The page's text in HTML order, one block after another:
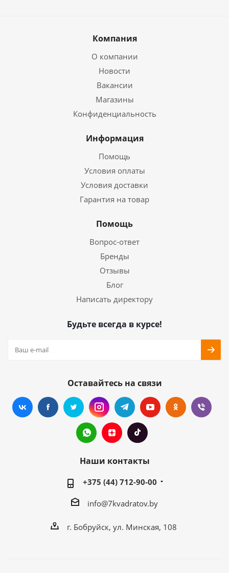
Компания
О компании
Новости
Вакансии
Магазины
Конфиденциальность
Информация
Помощь
Условия оплаты
Условия доставки
Гарантия на товар
Помощь
Вопрос-ответ
Бренды
Отзывы
Блог
Написать директору
Будьте всегда в курсе!
Оставайтесь на связи
Наши контакты
+375 (44) 712-90-00
info@7kvadratov.by
г. Бобруйск, ул. Минская, 108